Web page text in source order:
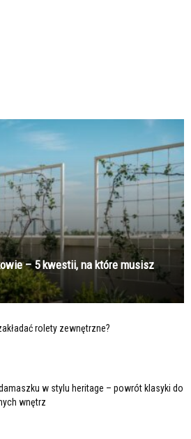
– 5 kwestii, na które musisz
rolety zewnętrzne?
w stylu heritage – powrót klasyki do
wnętrz